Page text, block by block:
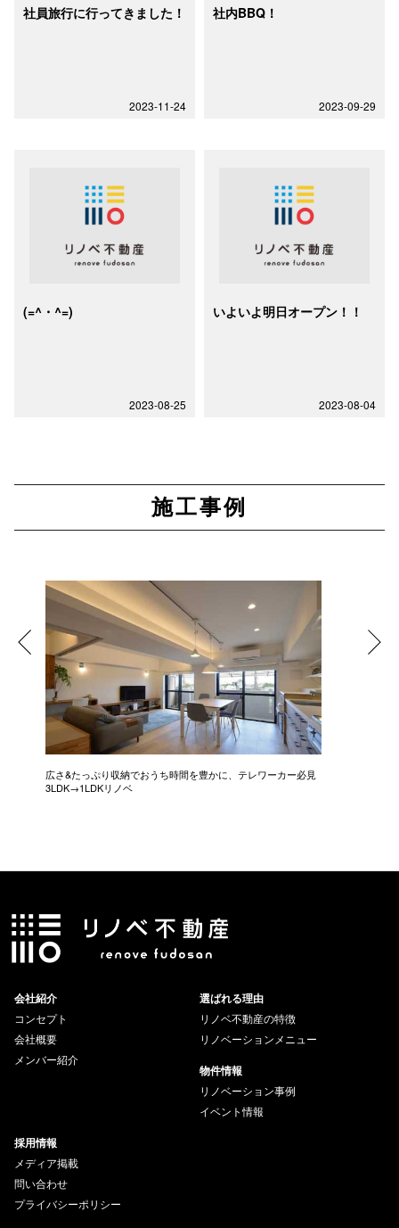
社員旅行に行ってきました！
2023-11-24
社内BBQ！
2023-09-29
(=^・^=)
2023-08-25
いよいよ明日オープン！！
2023-08-04
施工事例
広さ&たっぷり収納でおうち時間を豊かに、テレワーカー必見
3LDK→1LDKリノベ
会社紹介
コンセプト
会社概要
メンバー紹介
選ばれる理由
リノベ不動産の特徴
リノベーションメニュー
物件情報
リノベーション事例
イベント情報
採用情報
メディア掲載
問い合わせ
プライバシーポリシー